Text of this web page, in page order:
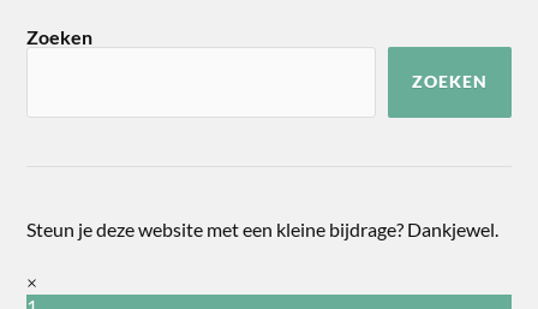
Zoeken
ZOEKEN
Steun je deze website met een kleine bijdrage? Dankjewel.